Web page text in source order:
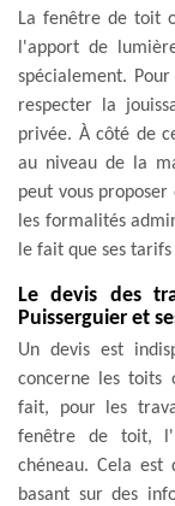
La fenêtre de toit
l'apport de
spécialement.
respecter la
privée. À côté de
au niveau de la
peut vous
les formalités
le fait que ses
Le devis des
Puisserguier et
Un devis est
concerne les toits
fait, pour les
fenêtre de toit,
chéneau. Cela est
basant sur des